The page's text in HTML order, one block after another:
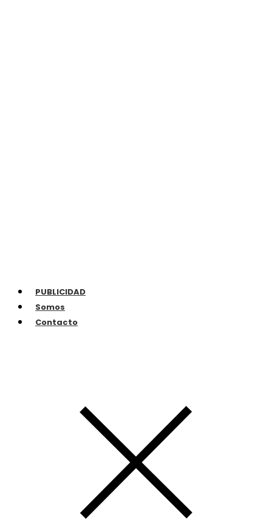
PUBLICIDAD
Somos
Contacto